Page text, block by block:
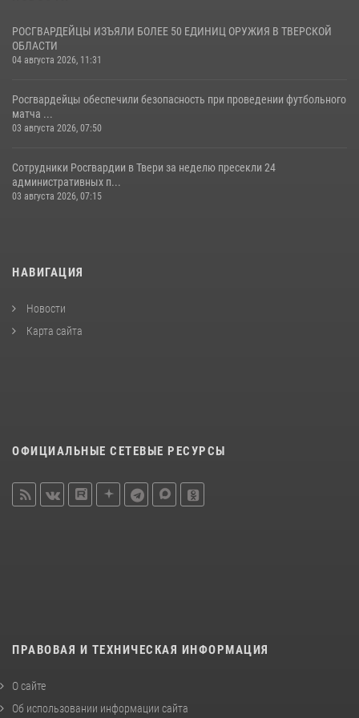
РОСГВАРДЕЙЦЫ ИЗЪЯЛИ БОЛЕЕ 50 ЕДИНИЦ ОРУЖИЯ В ТВЕРСКОЙ
ОБЛАСТИ
04 августа 2026, 11:31
Росгвардейцы обеспечили безопасность при проведении футбольного
матча ...
03 августа 2026, 07:50
Сотрудники Росгвардии в Твери за неделю пресекли 24
административных п...
03 августа 2026, 07:15
НАВИГАЦИЯ
Новости
Карта сайта
ОФИЦИАЛЬНЫЕ СЕТЕВЫЕ РЕСУРСЫ
ПРАВОВАЯ И ТЕХНИЧЕСКАЯ ИНФОРМАЦИЯ
О сайте
Об использовании информации сайта